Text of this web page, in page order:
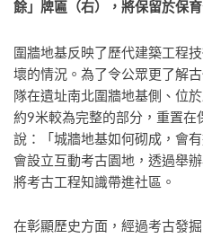
餘」牌匾（右），將保留於保育
圍牆地基反映了歷代建築工程
壞的情況。為了令公眾更了解
隊在遺址南北圍牆地基側、位
約9米較為完整的部分，重置
說：「城牆地基如何砌成，會
會設立互動考古園地，透過舉
將考古工程知識帶進社區。
在彰顯歷史方面，經過考古發